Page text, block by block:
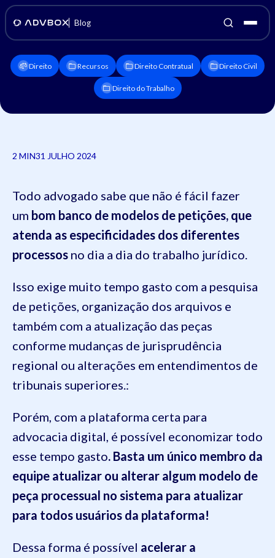
Blog
Direito Recursos Direito Contratual Direito Civil
Direito do Trabalho
2 MIN31 JULHO 2024
Todo advogado sabe que não é fácil fazer
um bom banco de modelos de petições, que
atenda as especificidades dos diferentes
processos no dia a dia do trabalho jurídico.
Isso exige muito tempo gasto com a pesquisa
de petições, organização dos arquivos e
também com a atualização das peças
conforme mudanças de jurisprudência
regional ou alterações em entendimentos de
tribunais superiores.:
Porém, com a plataforma certa para
advocacia digital, é possível economizar todo
esse tempo gasto. Basta um único membro da
equipe atualizar ou alterar algum modelo de
peça processual no sistema para atualizar
para todos usuários da plataforma!
Dessa forma é possível acelerar a